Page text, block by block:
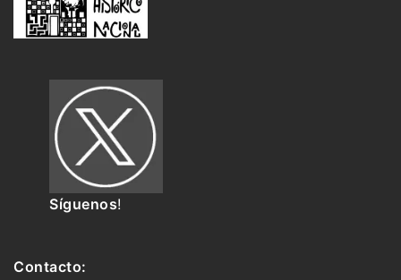
Síguenos!
Contacto: